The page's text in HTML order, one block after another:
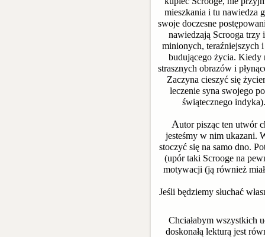
mieszkania i tu nawiedza
swoje doczesne
nawiedzają Scrooga trzy
minionych, teraźniejszych
budującego życia. Kiedy
strasznych obrazów i
Zaczyna cieszyć się
leczenie syna swojego
świątecznego
Autor pisząc ten utwór
jesteśmy w nim ukazani.
stoczyć się na samo dno.
(upór taki Scrooge na
motywacji (ją również
Jeśli będziemy słuchać
Chciałabym wszystkich
doskonałą lekturą jest